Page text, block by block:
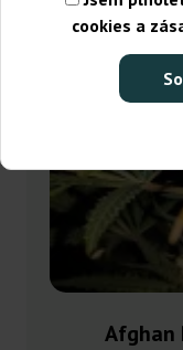
cookies a
Afghan